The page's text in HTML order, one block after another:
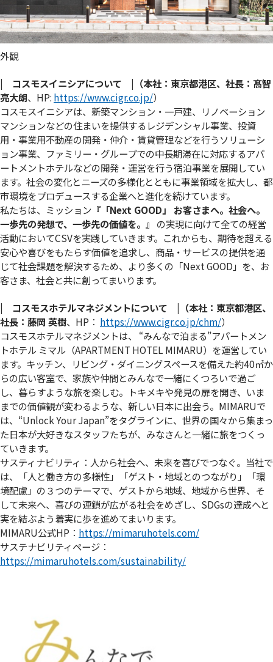
外観
| コスモスイニシアについて |（本社：東京都港区、社長：髙智
亮大朗、HP: https://www.cigr.co.jp/）
コスモスイニシアは、新築マンション・一戸建、リノベーション
マンションなどの住まいを提供するレジデンシャル事業、投資
用・事業用不動産の開発・仲介・賃貸管理などを行うソリューシ
ョン事業、ファミリー・グループでの中長期滞在に対応するアパ
ートメントホテルなどの開発・運営を行う宿泊事業を展開してい
ます。社会の変化とニーズの多様化とともに事業領域を拡大し、都
市環境をプロデュースする企業へと進化を続けています。
私たちは、ミッション 『「Next GOOD」 お客さまへ。社会へ。
⼀歩先の発想で、⼀歩先の価値を。』 の実現に向けて全ての経営
活動においてCSVを実践していきます。これからも、期待を超える
安心や喜びをもたらす価値を追求し、商品・サービスの提供を通
じて社会課題を解決するため、より多くの「Next GOOD」を、お
客さま、社会と共に創ってまいります。
| コスモスホテルマネジメントについて |（本社：東京都港区、
社長：藤岡 英樹、HP： https://www.cigr.co.jp/chm/）
コスモスホテルマネジメントは、 “みんなで泊まる”アパートメン
トホテル ミマル（APARTMENT HOTEL MIMARU）を運営してい
ます。キッチン、リビング・ダイニングスペースを備えた約40㎡か
らの広い客室で、家族や仲間とみんなで一緒にくつろいで過ご
し、暮らすような旅を楽しむ。トキメキや発見の扉を開き、いま
までの価値観が変わるような、新しい日本に出会う。MIMARUで
は、“Unlock Your Japan”をタグラインに、世界の国々から集まっ
た日本が大好きなスタッフたちが、みなさんと一緒に旅をつくっ
ていきます。
サスティナビリティ：人から社会へ、未来を喜びでつなぐ。当社で
は、「人と働き方の多様性」「ゲスト・地域とのつながり」「環
境配慮」の３つのテーマで、ゲストから地域、地域から世界、そ
して未来へ、喜びの連鎖が広がる社会をめざし、SDGsの達成へと
実を結ぶよう着実に歩を進めてまいります。
MIMARU公式HP： https://mimaruhotels.com/
サステナビリティページ：
https://mimaruhotels.com/sustainability/